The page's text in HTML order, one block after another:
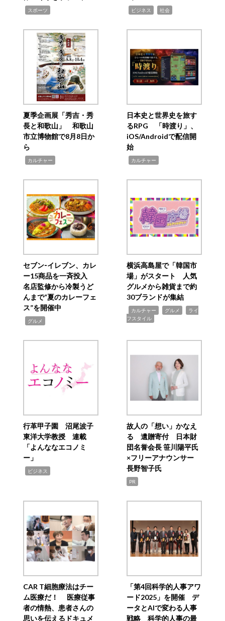
スポーツ ビジネス 社会
夏季企画展「秀吉・秀
長と和歌山」 和歌山
市立博物館で8月8日か
ら
カルチャー
日本史と世界史を旅す
るRPG 「時渡り」、
iOS/Androidで配信開
始
カルチャー
セブン‐イレブン、カレ
ー15商品を一斉投入
名店監修から冷製うど
んまで“夏のカレーフェ
ス”を開催中
グルメ
横浜高島屋で「韓国市
場」がスタート 人気
グルメから雑貨まで約
30ブランドが集結
カルチャー グルメ
ライ
フスタイル
行革甲子園 沼尾波子
東洋大学教授 連載
「よんななエコノミ
ー」
ビジネス
故人の「想い」かなえ
る 遺贈寄付 日本財
団名誉会長 笹川陽平氏
×フリーアナウンサー
長野智子氏
PR
CAR T細胞療法はチー
ム医療だ！ 医療従事
者の情熱、患者さんの
思いを伝えるドキュメ
「第4回科学的人事アワ
ード2025」を開催 デ
ータとAIで変わる人事
戦略 科学的人事の最